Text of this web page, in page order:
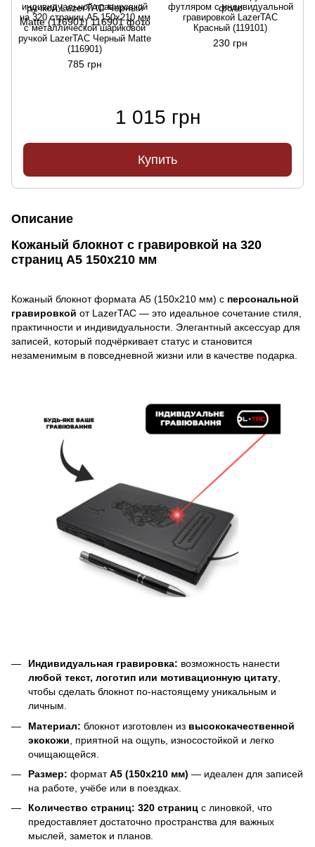
индивидуальной гравировкой
на 320 страниц А5 150х210 мм
с металлической шариковой
ручкой LazerTAC Черный Matte
(116901)
785 грн
футляром с индивидуальной
гравировкой LazerTAC
Красный (119101)
230 грн
1 015 грн
Купить
Описание
Кожаный блокнот с гравировкой на 320
страниц A5 150х210 мм
Кожаный блокнот формата A5 (150х210 мм) с персональной
гравировкой от LazerTAC — это идеальное сочетание стиля,
практичности и индивидуальности. Элегантный аксессуар для
записей, который подчёркивает статус и становится
незаменимым в повседневной жизни или в качестве подарка.
Индивидуальная гравировка: возможность нанести
любой текст, логотип или мотивационную цитату,
чтобы сделать блокнот по-настоящему уникальным и
личным.
Материал: блокнот изготовлен из высококачественной
экокожи , приятной на ощупь, износостойкой и легко
очищающейся.
Размер: форматA5 (150х210 мм) — идеален для записей
на работе, учёбе или в поездках.
Количество страниц: 320 страниц с линовкой, что
предоставляет достаточно пространства для важных
мыслей, заметок и планов.